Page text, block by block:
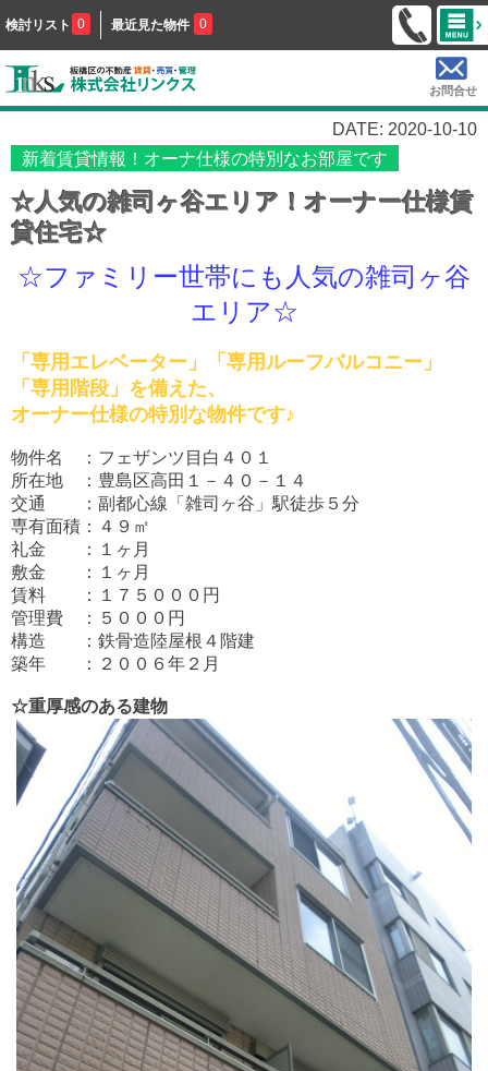
検討リスト 0 最近見た物件 0
お問合せ
DATE: 2020-10-10
新着賃貸情報！オーナ仕様の特別なお部屋です
☆人気の雑司ヶ谷エリア！オーナー仕様賃
貸住宅☆
☆ファミリー世帯にも人気の雑司ヶ谷
エリア☆
「専用エレベーター」「専用ルーフバルコニー」
「専用階段」を備えた、
オーナー仕様の特別な物件です♪
物件名 ：フェザンツ目白４０１
所在地 ：豊島区高田１－４０－１４
交通 ：副都心線「雑司ヶ谷」駅徒歩５分
専有面積：４９㎡
礼金 ：１ヶ月
敷金 ：１ヶ月
賃料 ：１７５０００円
管理費 ：５０００円
構造 ：鉄骨造陸屋根４階建
築年 ：２００６年２月
☆重厚感のある建物